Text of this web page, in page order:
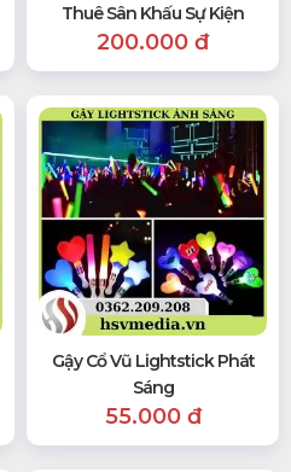
Thuê Sân Khấu Sự Kiện
200.000 đ
Gậy Cổ Vũ Lightstick Phát
Sáng
55.000 đ